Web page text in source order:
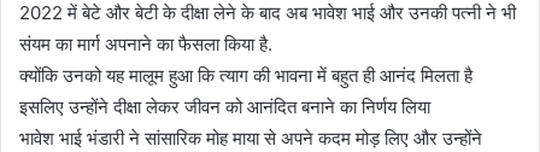
2022 में बेटे और बेटी के दीक्षा लेने के बाद अब भावेश भाई और उनकी पत्नी ने भी
संयम का मार्ग अपनाने का फैसला किया है.
क्योंकि उनको यह मालूम हुआ कि त्याग की भावना में बहुत ही आनंद मिलता है
इसलिए उन्होंने दीक्षा लेकर जीवन को आनंदित बनाने का निर्णय लिया
भावेश भाई भंडारी ने सांसारिक मोह माया से अपने कदम मोड़ लिए और उन्होंने